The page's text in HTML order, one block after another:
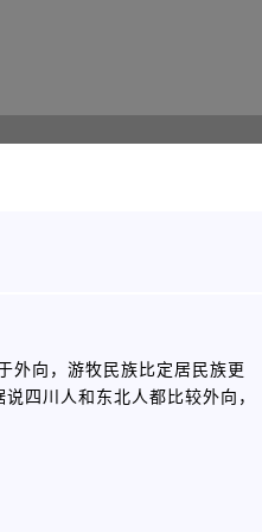
外向，游牧民族比定居民族更
四川人和东北人都比较外向，